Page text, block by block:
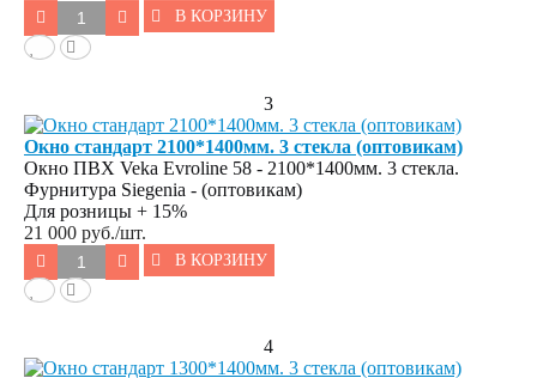
В КОРЗИНУ
3
Окно стандарт 2100*1400мм. 3 стекла (оптовикам)
Окно ПВХ Veka Evroline 58 - 2100*1400мм. 3 стекла.
Фурнитура Siegenia - (оптовикам)
Для розницы + 15%
21 000 руб./шт.
В КОРЗИНУ
4